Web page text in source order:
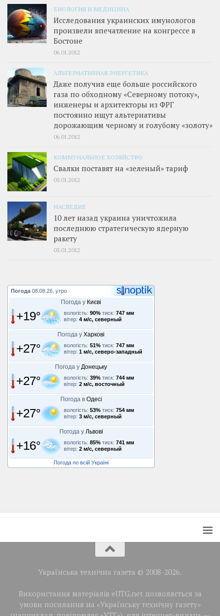
БИОЛОГИЯ И МЕДИЦИНА
Исследования украинских имунологов
произвели впечатление на конгрессе в
Бостоне
06.01.2012
АЛЬТЕРНАТИВНАЯ ЭНЕРГЕТИКА
Даже получив еще больше российского
газа по обходному «Северному потоку»,
инженеры и архитекторы из ФРГ
постоянно ищут альтернативы
дорожающим черному и голубому «золоту»
06.01.2012
КОММУНАЛЬНОЕ ХОЗЯЙСТВО
Свалки поставят на «зеленый» тариф
05.01.2012
НАСЛЕДИЕ
10 лет назад украина уничтожила
последнюю стратегическую ядерную
ракету
05.01.2012
Погода 08.08.26, утро
Погода у Києві
+19° вологість: 90% тиск: 747 мм
вітер: 4 м/с, северный
Погода у Харкові
+27° вологість: 51% тиск: 747 мм
вітер: 1 м/с, северо-западный
Погода у Донецьку
+27° вологість: 39% тиск: 744 мм
вітер: 2 м/с, восточный
Погода в Одесі
+27° вологість: 53% тиск: 754 мм
вітер: 3 м/с, северный
Погода у Львові
+16° вологість: 85% тиск: 741 мм
вітер: 2 м/с, северный
Погода по всій Україні
Українська технічна газета © 2008-2026.
Використання матеріалів eUTG.net дозволяється за
умови посилання на «Українську технічну газету»